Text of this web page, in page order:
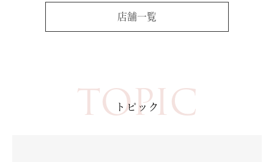
店舗一覧
TOPIC
トピック